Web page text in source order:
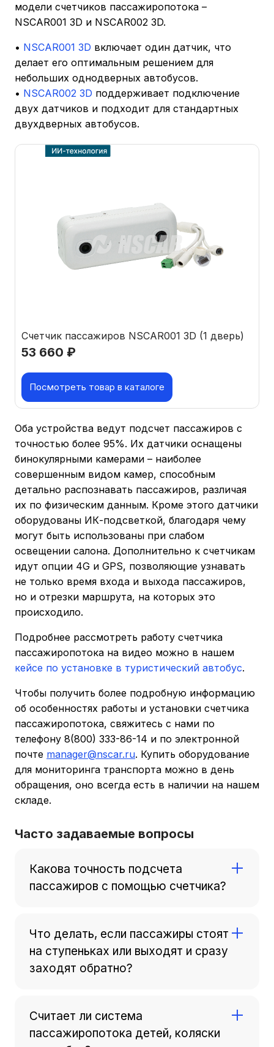
модели счетчиков пассажиропотока –
NSCAR001 3D и NSCAR002 3D.
• NSCAR001 3D включает один датчик, что
делает его оптимальным решением для
небольших однодверных автобусов.
• NSCAR002 3D поддерживает подключение
двух датчиков и подходит для стандартных
двухдверных автобусов.
Счетчик пассажиров NSCAR001 3D (1 дверь)
53 660 ₽
Посмотреть товар в каталоге
Оба устройства ведут подсчет пассажиров с
точностью более 95%. Их датчики оснащены
бинокулярными камерами – наиболее
совершенным видом камер, способным
детально распознавать пассажиров, различая
их по физическим данным. Кроме этого датчики
оборудованы ИК-подсветкой, благодаря чему
могут быть использованы при слабом
освещении салона. Дополнительно к счетчикам
идут опции 4G и GPS, позволяющие узнавать
не только время входа и выхода пассажиров,
но и отрезки маршрута, на которых это
происходило.
Подробнее рассмотреть работу счетчика
пассажиропотока на видео можно в нашем
кейсе по установке в туристический автобус.
Чтобы получить более подробную информацию
об особенностях работы и установки счетчика
пассажиропотока, свяжитесь с нами по
телефону 8(800) 333-86-14 и по электронной
почте manager@nscar.ru. Купить оборудование
для мониторинга транспорта можно в день
обращения, оно всегда есть в наличии на нашем
складе.
Часто задаваемые вопросы
Какова точность подсчета
пассажиров с помощью счетчика?
точность от 98 до 100%. Важно верно
откалибровать его во время установки.
Технология Starlight обеспечивает полноцветное
изображение и высокую точность подсчета в
Что делать, если пассажиры стоят
на ступеньках или выходят и сразу
заходят обратно?
умеют фильтровать такие ситуации. Они
отслеживают траекторию движения объекта и
не считают одного и того же человека дважды,
Считает ли система
пассажиропотока детей, коляски